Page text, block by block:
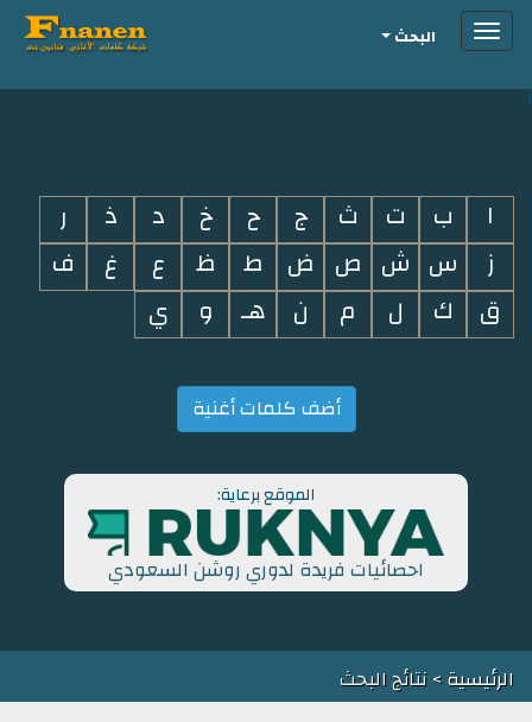
i
Toggleالبحث
ا ب ت ث ج ح خ د ذ
ر
ز
س ش ص ض ط ظ ع غ
ف
ق
ك ل م ن هـ و ي
أضف كلمات أغنية
الموقع برعاية:
احصائيات فريدة لدوري روشن السعودي
الرئيسية> نتائج البحث